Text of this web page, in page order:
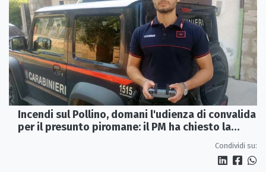
Incendi sul Pollino, domani l'udienza di convalida
per il presunto piromane: il PM ha chiesto la
Condividi su: